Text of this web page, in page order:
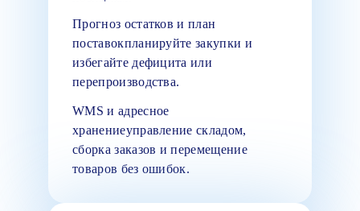
Прогноз остатков и план
поставокпланируйте закупки и
избегайте дефицита или
перепроизводства.
WMS и адресное
хранениеуправление складом,
сборка заказов и перемещение
товаров без ошибок.